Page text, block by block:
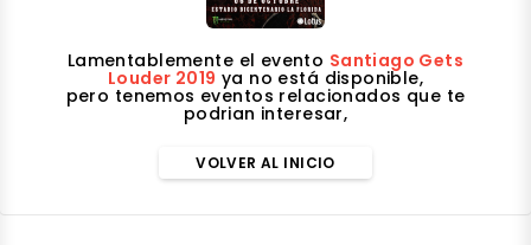
Lamentablemente el evento Santiago Gets
Louder 2019 ya no está disponible,
pero tenemos eventos relacionados que te
podrian interesar,
VOLVER AL INICIO